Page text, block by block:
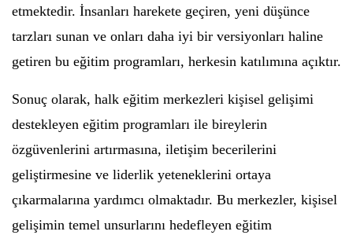
etmektedir. İnsanları harekete geçiren, yeni düşünce
tarzları sunan ve onları daha iyi bir versiyonları haline
getiren bu eğitim programları, herkesin katılımına açıktır.
Sonuç olarak, halk eğitim merkezleri kişisel gelişimi
destekleyen eğitim programları ile bireylerin
özgüvenlerini artırmasına, iletişim becerilerini
geliştirmesine ve liderlik yeteneklerini ortaya
çıkarmalarına yardımcı olmaktadır. Bu merkezler, kişisel
gelişimin temel unsurlarını hedefleyen eğitim